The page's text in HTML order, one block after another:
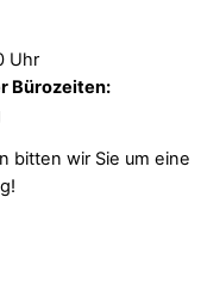
Uhr
Bürozeiten:
bitten wir Sie um eine